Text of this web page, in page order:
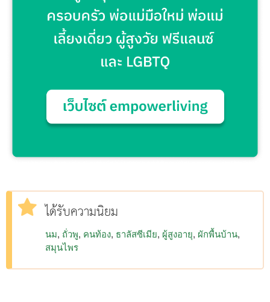
ได้รับความนิยม
นม ถั่วพู คนท้อง ธาลัสซีเมีย ผู้สูงอายุ ผักพื้นบ้าน
สมุนไพร